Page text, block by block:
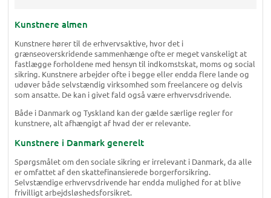
Kunstnere almen
Kunstnere hører til de erhvervsaktive, hvor det i
grænseoverskridende sammenhænge ofte er meget vanskeligt at
fastlægge forholdene med hensyn til indkomstskat, moms og social
sikring. Kunstnere arbejder ofte i begge eller endda flere lande og
udøver både selvstændig virksomhed som freelancere og delvis
som ansatte. De kan i givet fald også være erhvervsdrivende.
Både i Danmark og Tyskland kan der gælde særlige regler for
kunstnere, alt afhængigt af hvad der er relevante.
Kunstnere i Danmark generelt
Spørgsmålet om den sociale sikring er irrelevant i Danmark, da alle
er omfattet af den skattefinansierede borgerforsikring.
Selvstændige erhvervsdrivende har endda mulighed for at blive
frivilligt arbejdsløshedsforsikret.